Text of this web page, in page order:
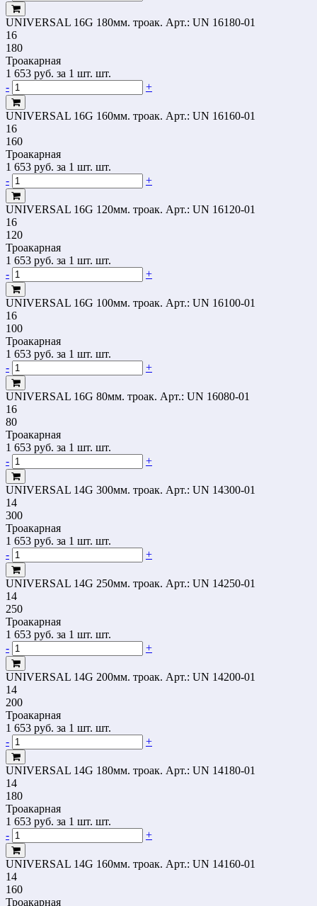
UNIVERSAL 16G 180мм. троак. Арт.: UN 16180-01
16
180
Троакарная
1 653 руб. за 1 шт. шт.
-
+
UNIVERSAL 16G 160мм. троак. Арт.: UN 16160-01
16
160
Троакарная
1 653 руб. за 1 шт. шт.
-
+
UNIVERSAL 16G 120мм. троак. Арт.: UN 16120-01
16
120
Троакарная
1 653 руб. за 1 шт. шт.
-
+
UNIVERSAL 16G 100мм. троак. Арт.: UN 16100-01
16
100
Троакарная
1 653 руб. за 1 шт. шт.
-
+
UNIVERSAL 16G 80мм. троак. Арт.: UN 16080-01
16
80
Троакарная
1 653 руб. за 1 шт. шт.
-
+
UNIVERSAL 14G 300мм. троак. Арт.: UN 14300-01
14
300
Троакарная
1 653 руб. за 1 шт. шт.
-
+
UNIVERSAL 14G 250мм. троак. Арт.: UN 14250-01
14
250
Троакарная
1 653 руб. за 1 шт. шт.
-
+
UNIVERSAL 14G 200мм. троак. Арт.: UN 14200-01
14
200
Троакарная
1 653 руб. за 1 шт. шт.
-
+
UNIVERSAL 14G 180мм. троак. Арт.: UN 14180-01
14
180
Троакарная
1 653 руб. за 1 шт. шт.
-
+
UNIVERSAL 14G 160мм. троак. Арт.: UN 14160-01
14
160
Троакарная